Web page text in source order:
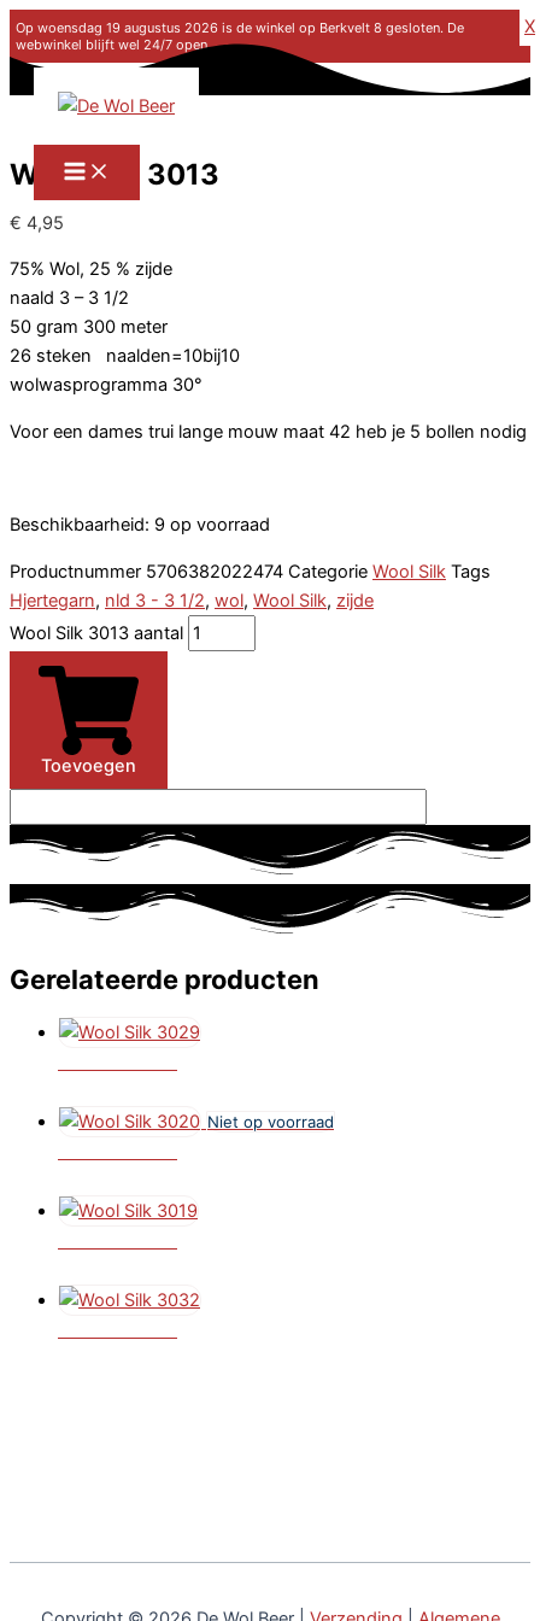
Op woensdag 19 augustus 2026 is de winkel op Berkvelt 8 gesloten. De
webwinkel blijft wel 24/7 open.
X
Wool Silk 3013
€ 4,95
75% Wol, 25 % zijde
naald 3 – 3 1/2
50 gram 300 meter
26 steken naalden=10bij10
wolwasprogramma 30°
Voor een dames trui lange mouw maat 42 heb je 5 bollen nodig
Beschikbaarheid: 9 op voorraad
Productnummer 5706382022474 Categorie Wool Silk Tags
Hjertegarn, nld 3 - 3 1/2, wol, Wool Silk, zijde
Wool Silk 3013 aantal
Toevoegen
Gerelateerde producten
Niet op voorraad